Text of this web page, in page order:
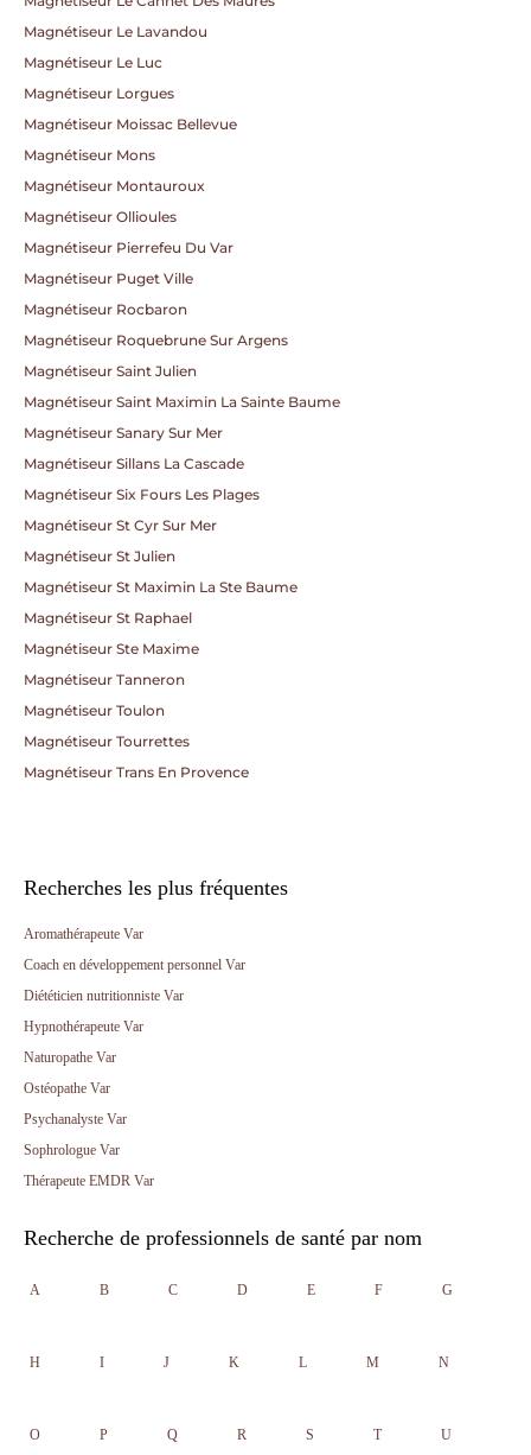
Magnétiseur Le Lavandou
Magnétiseur Le Luc
Magnétiseur Lorgues
Magnétiseur Moissac Bellevue
Magnétiseur Mons
Magnétiseur Montauroux
Magnétiseur Ollioules
Magnétiseur Pierrefeu Du Var
Magnétiseur Puget Ville
Magnétiseur Rocbaron
Magnétiseur Roquebrune Sur Argens
Magnétiseur Saint Julien
Magnétiseur Saint Maximin La Sainte Baume
Magnétiseur Sanary Sur Mer
Magnétiseur Sillans La Cascade
Magnétiseur Six Fours Les Plages
Magnétiseur St Cyr Sur Mer
Magnétiseur St Julien
Magnétiseur St Maximin La Ste Baume
Magnétiseur St Raphael
Magnétiseur Ste Maxime
Magnétiseur Tanneron
Magnétiseur Toulon
Magnétiseur Tourrettes
Magnétiseur Trans En Provence
Recherches les plus fréquentes
Aromathérapeute Var
Coach en développement personnel Var
Diététicien nutritionniste Var
Hypnothérapeute Var
Naturopathe Var
Ostéopathe Var
Psychanalyste Var
Sophrologue Var
Thérapeute EMDR Var
Recherche de professionnels de santé par nom
A B C D E F G
H I J K L M N
O P Q R S T U